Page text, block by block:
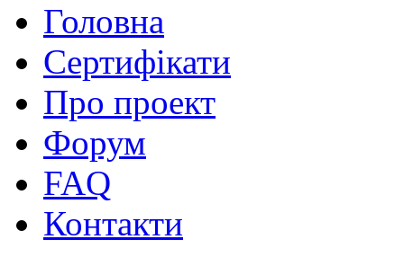
Головна
Сертифікати
Про проект
Форум
FAQ
Контакти